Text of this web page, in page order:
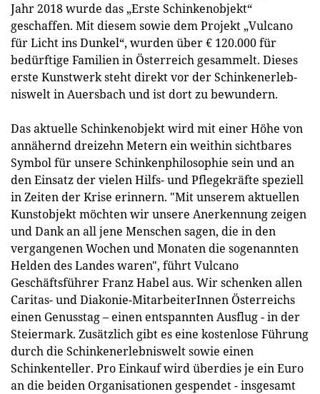
Jahr 2018 wurde das „Erste Schinkenobjekt“
geschaffen. Mit diesem sowie dem Projekt „Vulcano
für Licht ins Dunkel“, wurden über € 120.000 für
bedürftige Familien in Österreich gesammelt. Dieses
erste Kunstwerk steht direkt vor der Schinkenerleb­
niswelt in Auersbach und ist dort zu bewundern.
Das aktuelle Schinkenobjekt wird mit einer Höhe von
annähernd dreizehn Metern ein weithin sichtbares
Symbol für unsere Schinkenphilosophie sein und an
den Einsatz der vielen Hilfs- und Pflegekräfte speziell
in Zeiten der Krise erinnern. "Mit unserem aktuellen
Kunstobjekt möchten wir unsere Anerkennung zeigen
und Dank an all jene Menschen sagen, die in den
vergangenen Wochen und Monaten die soge­nannten
Helden des Landes waren", führt Vulcano
Geschäftsführer Franz Habel aus. Wir schenken allen
Caritas- und Diakonie-MitarbeiterInnen Österreichs
einen Genusstag – einen entspannten Ausflug - in der
Steiermark. Zusätzlich gibt es eine kostenlose Führung
durch die Schinkenerlebniswelt sowie einen
Schinkenteller. Pro Einkauf wird überdies je ei­n Euro
an die beiden Organisationen gespendet - insgesamt